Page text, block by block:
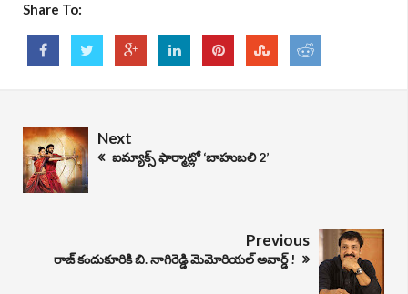
Share To:
Next
ఐమ్యాక్స్ ఫార్మాట్లో ‘బాహుబలి 2’
Previous
రాజ్ కందుకూరికి బి. నాగిరెడ్డి మెమోరియల్ అవార్డ్ !